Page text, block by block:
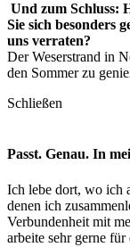
Und zum Schluss:
Sie sich besonders
uns verraten?
Der Weserstrand in
den Sommer zu
Schließen
Passt. Genau. In
Ich lebe dort, wo ich
denen ich
Verbundenheit mit
arbeite sehr gerne für